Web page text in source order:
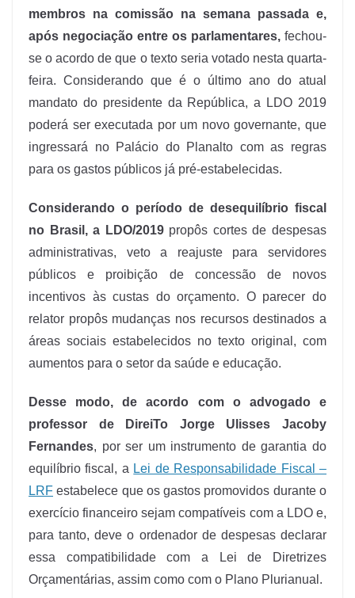
membros na comissão na semana passada e,
após negociação entre os parlamentares, fechou-
se o acordo de que o texto seria votado nesta quarta-
feira. Considerando que é o último ano do atual
mandato do presidente da República, a LDO 2019
poderá ser executada por um novo governante, que
ingressará no Palácio do Planalto com as regras
para os gastos públicos já pré-estabelecidas.
Considerando o período de desequilíbrio fiscal
no Brasil, a LDO/2019propôs cortes de despesas
administrativas, veto a reajuste para servidores
públicos e proibição de concessão de novos
incentivos às custas do orçamento. O parecer do
relator propôs mudanças nos recursos destinados a
áreas sociais estabelecidos no texto original, com
aumentos para o setor da saúde e educação.
Desse modo, de acordo com o advogado e
professor de DireiTo Jorge Ulisses Jacoby
Fernandes, por ser um instrumento de garantia do
equilíbrio fiscal, a Lei de Responsabilidade Fiscal –
LRF estabelece que os gastos promovidos durante o
exercício financeiro sejam compatíveis com a LDO e,
para tanto, deve o ordenador de despesas declarar
essa compatibilidade com a Lei de Diretrizes
Orçamentárias, assim como com o Plano Plurianual.